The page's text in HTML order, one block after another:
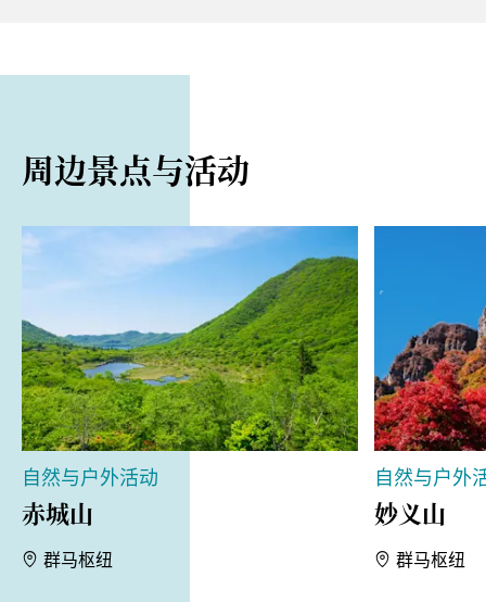
入场费
周边景点与活动
自然与户外活动
赤城山
群马枢纽
自然与户外
妙义山
群马枢纽